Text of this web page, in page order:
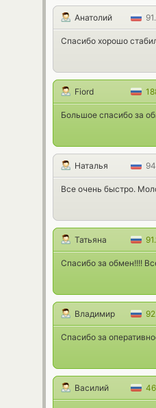
Анатолий
Спасибо хорошо
Fiord
Большое спасибо за
Наталья
Все очень быстро.
Татьяна
Спасибо за обмен!!!!
Владимир
Спасибо за
Василий